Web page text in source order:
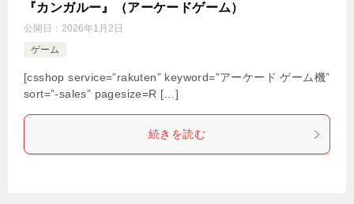
『カンガルー』（アーケードゲーム）
公開日： 2026年1月2日
ゲーム
[csshop service=”rakuten” keyword=”アーケード ゲーム機”
sort=”-sales” pagesize=R […]
続きを読む